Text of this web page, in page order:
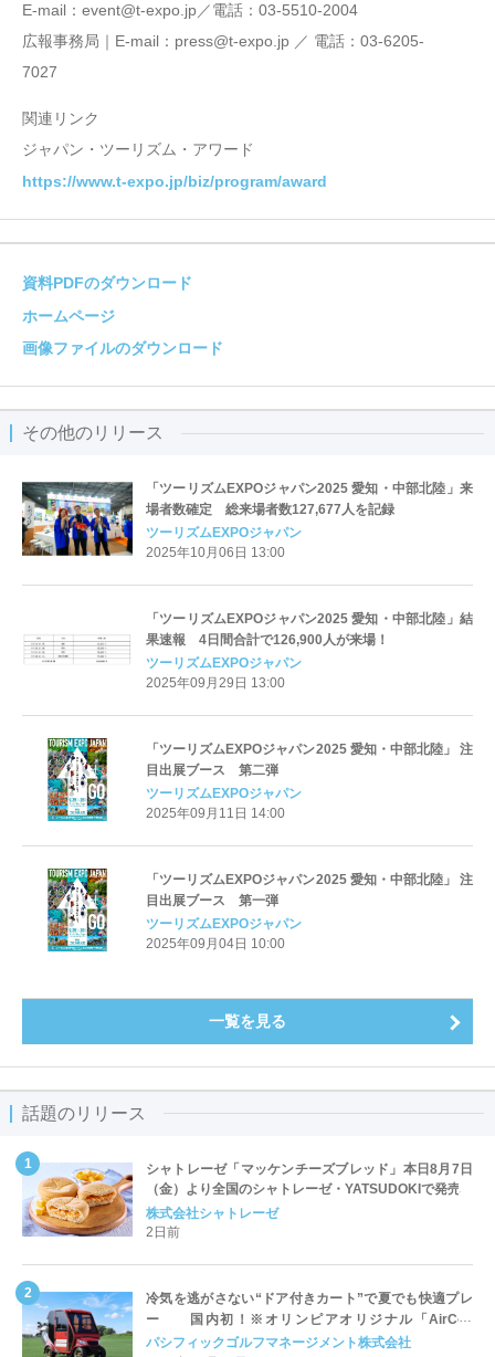
E-mail：event@t-expo.jp／電話：03-5510-2004
広報事務局｜E-mail：press@t-expo.jp ／ 電話：03-6205-
7027
関連リンク
ジャパン・ツーリズム・アワード
https://www.t-expo.jp/biz/program/award
資料PDFのダウンロード
ホームページ
画像ファイルのダウンロード
その他のリリース
「ツーリズムEXPOジャパン2025 愛知・中部北陸」来
場者数確定 総来場者数127,677人を記録
ツーリズムEXPOジャパン
2025年10月06日 13:00
「ツーリズムEXPOジャパン2025 愛知・中部北陸」結
果速報 4日間合計で126,900人が来場！
ツーリズムEXPOジャパン
2025年09月29日 13:00
「ツーリズムEXPOジャパン2025 愛知・中部北陸」 注
目出展ブース 第二弾
ツーリズムEXPOジャパン
2025年09月11日 14:00
「ツーリズムEXPOジャパン2025 愛知・中部北陸」 注
目出展ブース 第一弾
ツーリズムEXPOジャパン
2025年09月04日 10:00
一覧を見る
話題のリリース
シャトレーゼ「マッケンチーズブレッド」本日8月7日
（金）より全国のシャトレーゼ・YATSUDOKIで発売
株式会社シャトレーゼ
2日前
冷気を逃がさない“ドア付きカート”で夏でも快適プレ
ー 国内初！※オリンピアオリジナル「AirCon
Cart（エアコンカート）」導入 | ＰＧＭ
パシフィックゴルフマネージメント株式会社